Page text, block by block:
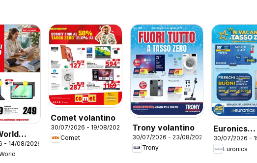
al top
- 14/08/2026
Comet volantino
30/07/2026 - 19/08/2026
Comet
Trony volantino
30/07/2026 - 23/08/2026
Trony
Euronics
volantino
30/07/2026 -
Euronics